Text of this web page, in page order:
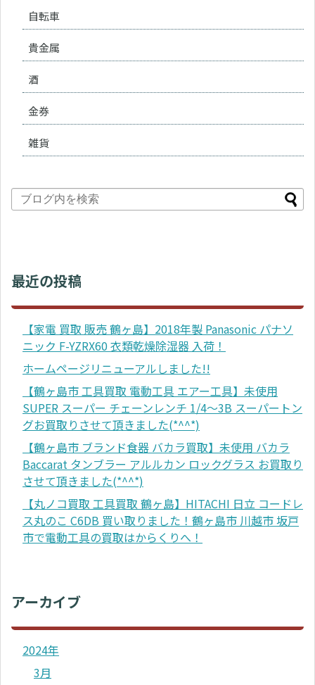
自転車
貴金属
酒
金券
雑貨
最近の投稿
【家電 買取 販売 鶴ヶ島】2018年製 Panasonic パナソ
ニック F-YZRX60 衣類乾燥除湿器 入荷！
ホームページリニューアルしました!!
【鶴ヶ島市 工具買取 電動工具 エアー工具】未使用
SUPER スーパー チェーンレンチ 1/4～3B スーパートン
グお買取りさせて頂きました(*^^*)
【鶴ヶ島市 ブランド食器 バカラ買取】未使用 バカラ
Baccarat タンブラー アルルカン ロックグラス お買取り
させて頂きました(*^^*)
【丸ノコ買取 工具買取 鶴ヶ島】HITACHI 日立 コードレ
ス丸のこ C6DB 買い取りました！鶴ヶ島市 川越市 坂戸
市で電動工具の買取はからくりへ！
アーカイブ
2024年
3月